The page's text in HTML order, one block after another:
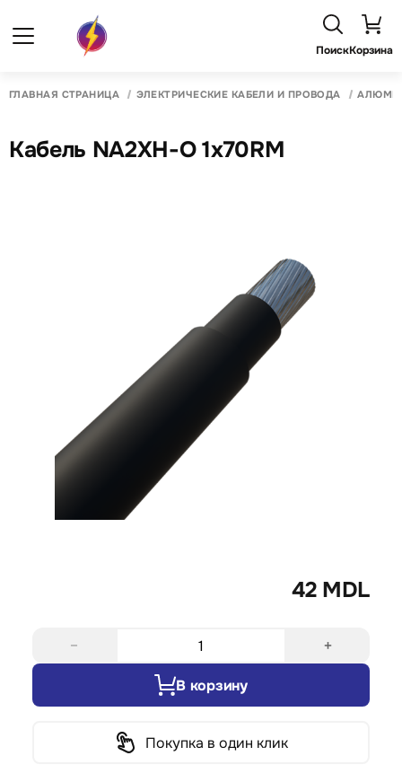
ПоискКорзина
ГЛАВНАЯ СТРАНИЦА ЭЛЕКТРИЧЕСКИЕ КАБЕЛИ И ПРОВОДА
Кабель NA2XH-O 1x70RM
42 MDL
− +
В корзину
Покупка в один клик